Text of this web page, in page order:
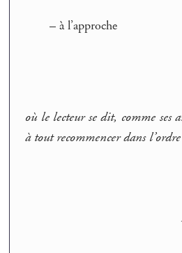
– à l’approche
où le lecteur se dit, comme ses
à tout recommencer dans